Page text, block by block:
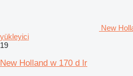
New
yükleyici
19
New Holland w 170 d lr